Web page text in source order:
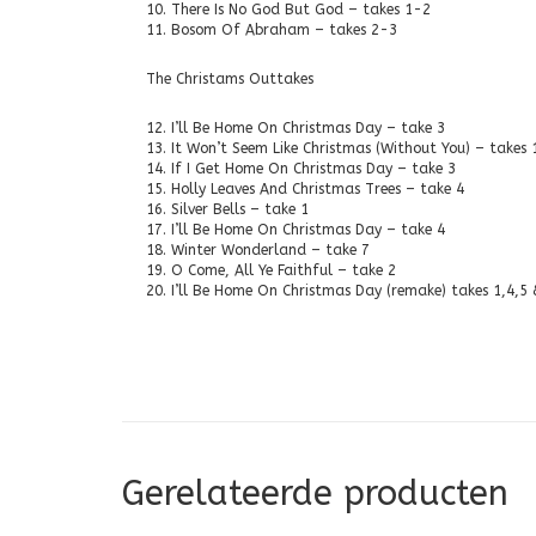
10. There Is No God But God – takes 1-2
11. Bosom Of Abraham – takes 2-3
The Christams Outtakes
12. I’ll Be Home On Christmas Day – take 3
13. It Won’t Seem Like Christmas (Without You) – takes
14. If I Get Home On Christmas Day – take 3
15. Holly Leaves And Christmas Trees – take 4
16. Silver Bells – take 1
17. I’ll Be Home On Christmas Day – take 4
18. Winter Wonderland – take 7
19. O Come, All Ye Faithful – take 2
20. I’ll Be Home On Christmas Day (remake) takes 1,4,5
Gerelateerde producten